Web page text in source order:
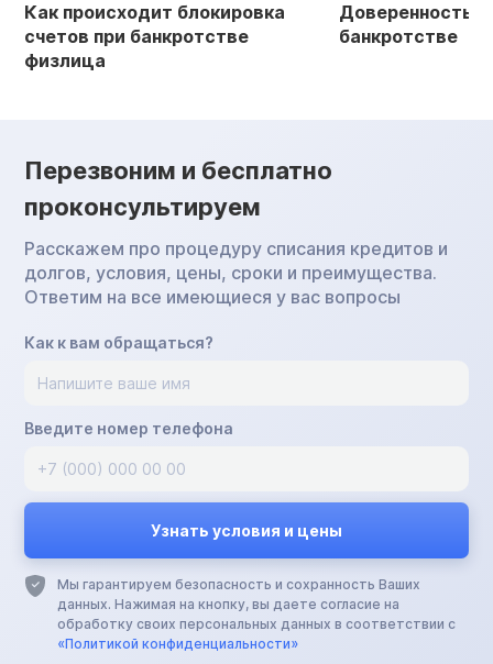
Как происходит блокировка
счетов при банкротстве
физлица
Доверенность
банкротстве
Перезвоним и бесплатно
проконсультируем
Расскажем про процедуру списания кредитов и
долгов, условия, цены, сроки и преимущества.
Ответим на все имеющиеся у вас вопросы
Как к вам обращаться?
Введите номер телефона
Мы гарантируем безопасность и сохранность Ваших
данных. Нажимая на кнопку, вы даете согласие на
обработку своих персональных данных в соответствии с
«Политикой конфиденциальности»